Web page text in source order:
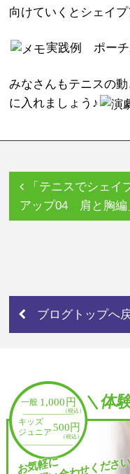
向けていくとシェイ
実践例 ポーチ
みなさんもテニスの
に入れましょう♪
「テニスでシェイ
アップ04 肩と胸編
ブログトップへ
＼体
お気軽に